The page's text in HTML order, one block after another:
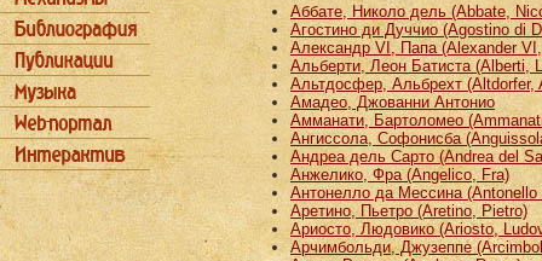
Аббате, Николо дель (Abbate,
Агостино ди Дуччио (Agostino di
Александр VI, Папа (Alexander
Альберти, Леон Батиста (Alberti,
Альтдосфер, Альбрехт (Altdorfer,
Амадео, Джованни Антонио
Амманати, Бартоломео
Ангиссола, Софонисба
Андреа дель Сарто (Andrea del
Анжелико, Фра (Angelico, Fra)
Антонелло да Мессина (Antonello
Аретино, Пьетро (Aretino, Pietro)
Ариосто, Людовико (Ariosto,
Арчимбольди, Джузеппе